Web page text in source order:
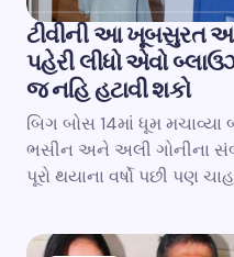
ટીવીની આ ખૂબસુરત
પહેરી લીધો એવો
જ નહિ હટાવી શકો
બિગ બોસ 14માં ધૂમ
ભસીન અને અલી ગોનીના
પૂરો થયાના વર્ષો પછી પણ